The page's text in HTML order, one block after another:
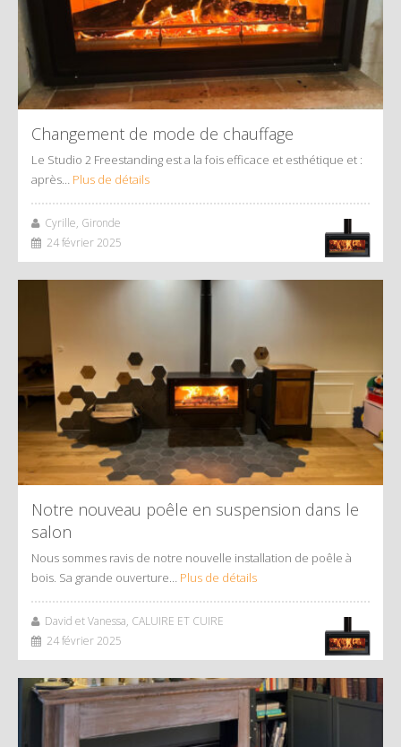
Changement de mode de chauffage
Le Studio 2 Freestanding est a la fois efficace et esthétique et :
après… Plus de détails
Cyrille, Gironde
24 février 2025
Notre nouveau poêle en suspension dans le
salon
Nous sommes ravis de notre nouvelle installation de poêle à
bois. Sa grande ouverture… Plus de détails
David et Vanessa, CALUIRE ET CUIRE
24 février 2025